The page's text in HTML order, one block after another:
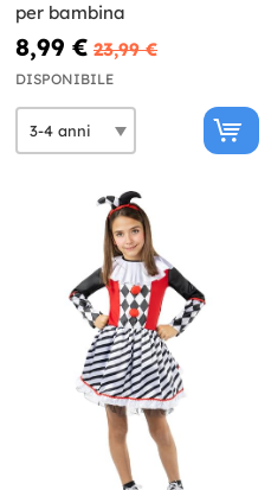
per bambina
8,99 € 23,99 €
DISPONIBILE